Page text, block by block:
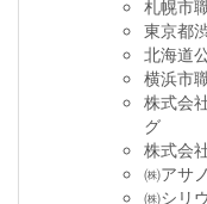
札幌市
東京都
北海道
横浜市
株式会
グ
株式会
㈱アサ
㈱シリ